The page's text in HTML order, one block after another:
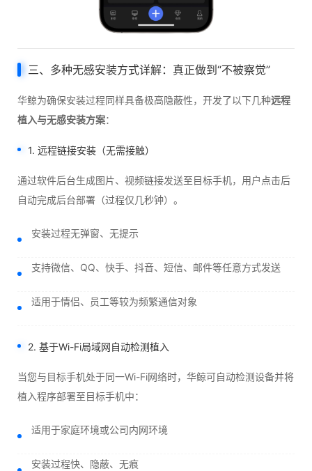
三、多种无感安装方式详解：真正做到“不被察觉”
华鲸为确保安装过程同样具备极高隐蔽性，开发了以下几种远程
植入与无感安装方案：
1. 远程链接安装（无需接触）
通过软件后台生成图片、视频链接发送至目标手机，用户点击后
自动完成后台部署（过程仅几秒钟）。
安装过程无弹窗、无提示
支持微信、QQ、快手、抖音、短信、邮件等任意方式发送
适用于情侣、员工等较为频繁通信对象
2. 基于Wi-Fi局域网自动检测植入
当您与目标手机处于同一Wi-Fi网络时，华鲸可自动检测设备并将
植入程序部署至目标手机中：
适用于家庭环境或公司内网环境
安装过程快、隐蔽、无痕